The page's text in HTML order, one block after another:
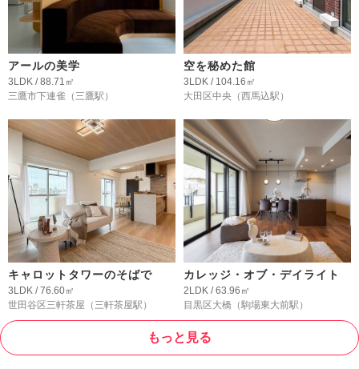
アールの美学
3LDK / 88.71㎡
三鷹市下連雀 （三鷹駅）
空を秘めた館
3LDK / 104.16㎡
大田区中央 （西馬込駅）
キャロットタワーのそばで
3LDK / 76.60㎡
世田谷区三軒茶屋 （三軒茶屋駅）
カレッジ・オブ・デイライト
2LDK / 63.96㎡
目黒区大橋 （駒場東大前駅）
もっと見る